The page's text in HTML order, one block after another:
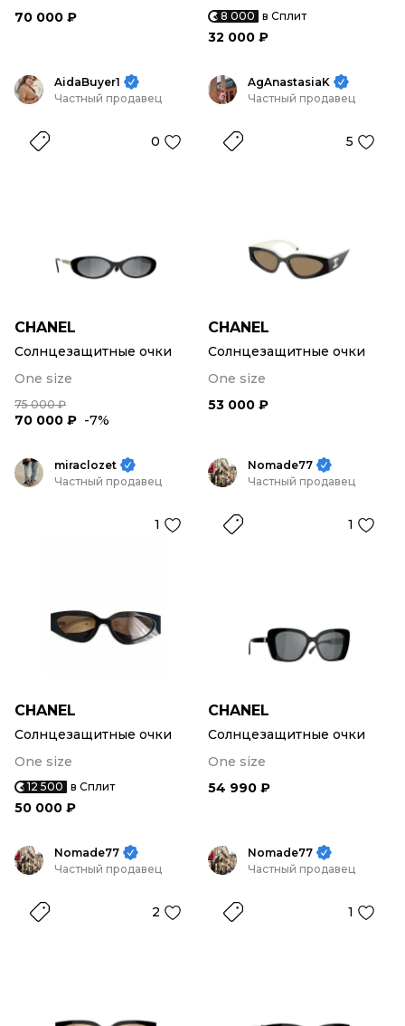
70 000 ₽
8 000 в Сплит
32 000 ₽
AidaBuyer1
Частный продавец
0
CHANEL
Солнцезащитные очки
One size
75 000 ₽
70 000 ₽ -7%
AgAnastasiaK
Частный продавец
5
CHANEL
Солнцезащитные очки
One size
53 000 ₽
miraclozet
Частный продавец
1
CHANEL
Солнцезащитные очки
One size
12 500 в Сплит
50 000 ₽
Nomade77
Частный продавец
1
CHANEL
Солнцезащитные очки
One size
54 990 ₽
Nomade77
Частный продавец
2
Nomade77
Частный продавец
1